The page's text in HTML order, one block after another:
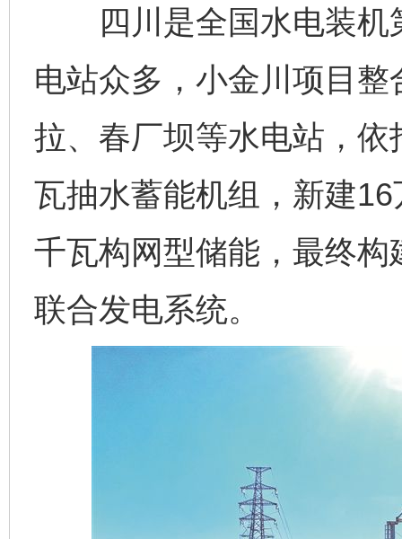
四川是全国水电装机
电站众多，小金川项目
拉、春厂坝等水电站，
瓦抽水蓄能机组，新建
千瓦构网型储能，最终
联合发电系统。